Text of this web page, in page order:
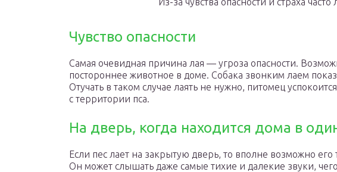
Чувство опасности
Самая очевидная причина лая — угроза опасности.
постороннее животное в доме. Собака звонким лаем
Отучать в таком случае лаять не нужно, питомец
с территории пса.
На дверь, когда находится дома в
Если пес лает на закрытую дверь, то вполне возможно
Он может слышать даже самые тихие и далекие звуки,